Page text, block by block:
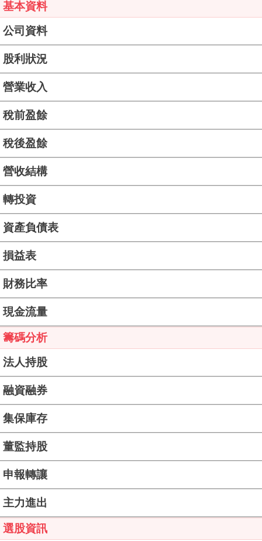
基本資料
公司資料
股利狀況
營業收入
稅前盈餘
稅後盈餘
營收結構
轉投資
資產負債表
損益表
財務比率
現金流量
籌碼分析
法人持股
融資融券
集保庫存
董監持股
申報轉讓
主力進出
選股資訊